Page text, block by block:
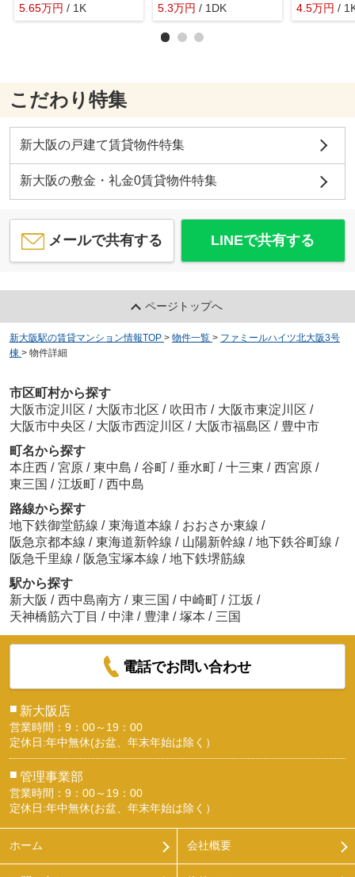
5.65万円 / 1K
5.3万円 / 1DK
4.5万円 /
こだわり特集
新大阪の戸建て賃貸物件特集
新大阪の敷金・礼金0賃貸物件特集
メールで共有する LINEで共有する
ページトップへ
新大阪駅の賃貸マンション情報TOP > 物件一覧 > ファミールハイツ北大阪3号
棟 > 物件詳細
市区町村から探す
大阪市淀川区 / 大阪市北区 / 吹田市 / 大阪市東淀川区 /
大阪市中央区 / 大阪市西淀川区 / 大阪市福島区 / 豊中市
町名から探す
本庄西 / 宮原 / 東中島 / 谷町 / 垂水町 / 十三東 / 西宮原 /
東三国 / 江坂町 / 西中島
路線から探す
地下鉄御堂筋線 / 東海道本線 / おおさか東線 /
阪急京都本線 / 東海道新幹線 / 山陽新幹線 / 地下鉄谷町線 /
阪急千里線 / 阪急宝塚本線 / 地下鉄堺筋線
駅から探す
新大阪 / 西中島南方 / 東三国 / 中崎町 / 江坂 /
天神橋筋六丁目 / 中津 / 豊津 / 塚本 / 三国
電話でお問い合わせ
■ 新大阪店
営業時間：9：00～19：00
定休日:年中無休(お盆、年末年始は除く）
■ 管理事業部
営業時間：9：00～19：00
定休日:年中無休(お盆、年末年始は除く）
ホーム 会社概要